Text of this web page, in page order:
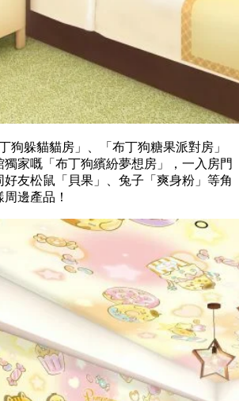
狗躲貓貓房」、「布丁狗糖果派對房」
獨家嘅「布丁狗繽紛夢想房」，一入房門
好友松鼠「貝果」、兔子「爽身粉」等角
邊產品！